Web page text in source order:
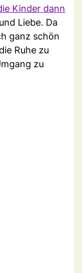
Kinder dann
und Liebe. Da
ganz schön
Ruhe zu
zu